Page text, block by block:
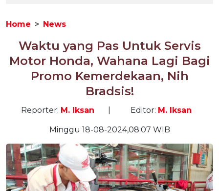
Home News
Waktu yang Pas Untuk Servis
Motor Honda, Wahana Lagi Bagi
Promo Kemerdekaan, Nih
Bradsis!
Reporter: M. Iksan Editor: M. Iksan
Minggu 18-08-2024,08:07 WIB